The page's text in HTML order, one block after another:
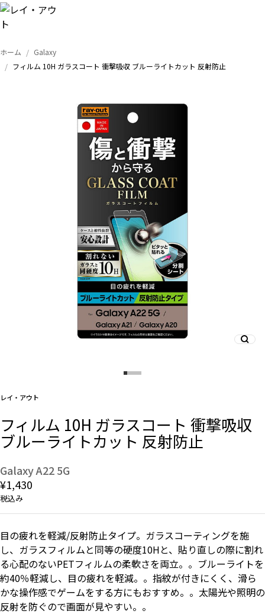
トップ
事業内容
会社概要
お知らせ
よくある質問
お問い合わせ（一般の皆様）
お問い合わせ（企業様）
プライバシーポリシー
ホーム
Galaxy
フィルム 10H ガラスコート 衝撃吸収 ブルーライトカット 反射防止
レイ・アウト
フィルム 10H ガラスコート 衝撃吸収
ブルーライトカット 反射防止
Galaxy A22 5G
¥1,430
税込み
目の疲れを軽減/反射防止タイプ。ガラスコーティングを施
し、ガラスフィルムと同等の硬度10Hと、貼り直しの際に割れ
る心配のないPETフィルムの柔軟さを両立。。ブルーライトを
約40％軽減し、目の疲れを軽減。。指紋が付きにくく、滑ら
かな操作感でゲームをする方にもおすすめ。。太陽光や照明の
反射を防ぐので画面が見やすい。。